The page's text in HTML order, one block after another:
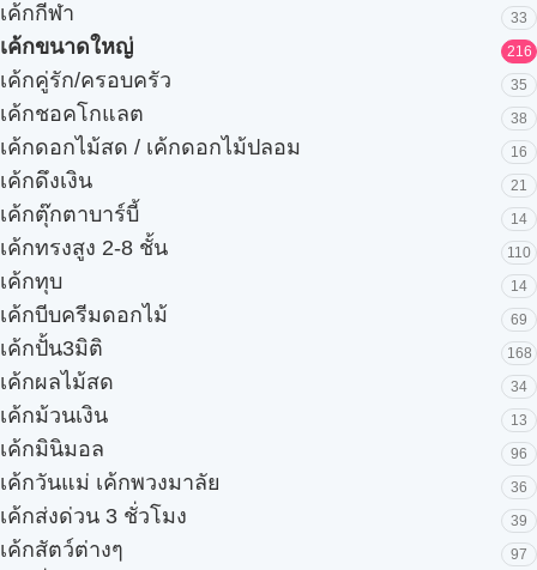
เค้กกีฬา 33
เค้กขนาดใหญ่ 216
เค้กคู่รัก/ครอบครัว 35
เค้กชอคโกแลต 38
เค้กดอกไม้สด / เค้กดอกไม้ปลอม 16
เค้กดึงเงิน 21
เค้กตุ๊กตาบาร์บี้ 14
เค้กทรงสูง 2-8 ชั้น 110
เค้กทุบ 14
เค้กบีบครีมดอกไม้ 69
เค้กปั้น3มิติ 168
เค้กผลไม้สด 34
เค้กม้วนเงิน 13
เค้กมินิมอล 96
เค้กวันแม่ เค้กพวงมาลัย 36
เค้กส่งด่วน 3 ชั่วโมง 39
เค้กสัตว์ต่างๆ 97